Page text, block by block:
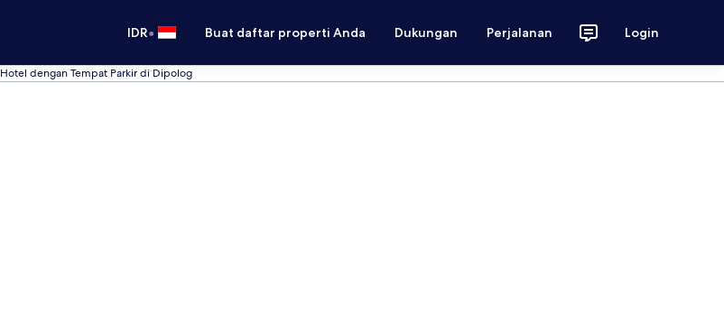
IDR• Buat daftar properti Anda Dukungan Perjalanan Login
Hotel dengan Tempat Parkir di Dipolog